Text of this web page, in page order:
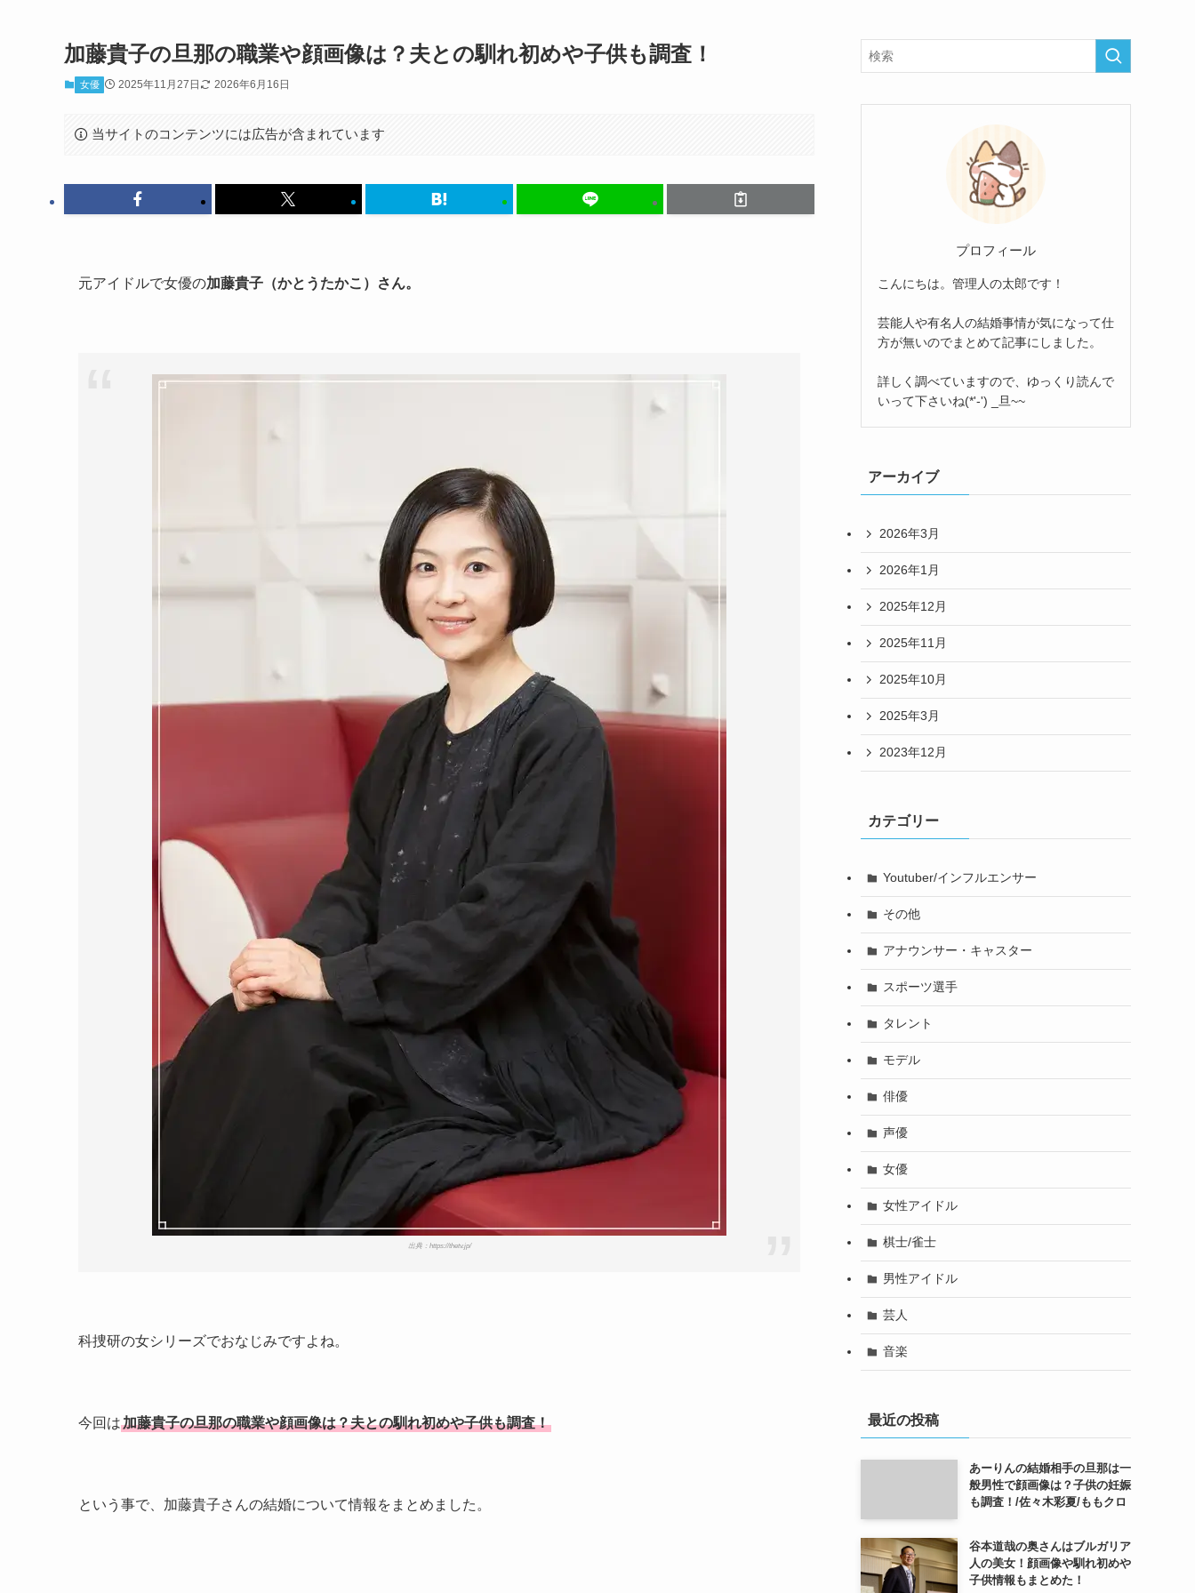
加藤貴子の旦那の職業や顔画像は？夫との馴れ初めや子供も調査！
女優 2025年11月27日 2026年6月16日
当サイトのコンテンツには広告が含まれています
元アイドルで女優の加藤貴子（かとうたかこ）さん。
出典：https://thetv.jp/
科捜研の女シリーズでおなじみですよね。
今回は加藤貴子の旦那の職業や顔画像は？夫との馴れ初めや子供も調査！
という事で、加藤貴子さんの結婚について情報をまとめました。
プロフィール
こんにちは。管理人の太郎です！
芸能人や有名人の結婚事情が気になって仕
方が無いのでまとめて記事にしました。
詳しく調べていますので、ゆっくり読んで
いって下さいね(*'-') _旦~~
アーカイブ
2026年3月
2026年1月
2025年12月
2025年11月
2025年10月
2025年3月
2023年12月
カテゴリー
Youtuber/インフルエンサー
その他
アナウンサー・キャスター
スポーツ選手
タレント
モデル
俳優
声優
女優
女性アイドル
棋士/雀士
男性アイドル
芸人
音楽
最近の投稿
あーりんの結婚相手の旦那は一
般男性で顔画像は？子供の妊娠
も調査！/佐々木彩夏/ももクロ
谷本道哉の奥さんはブルガリア
人の美女！顔画像や馴れ初めや
子供情報もまとめた！